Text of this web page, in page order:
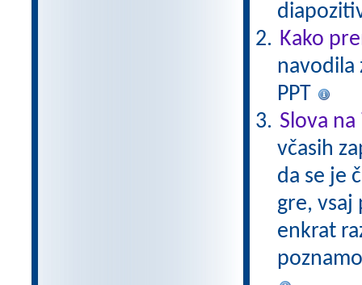
Kako
navodila
PPT
Slova na
včasih
da se je
gre, vsaj
enkrat